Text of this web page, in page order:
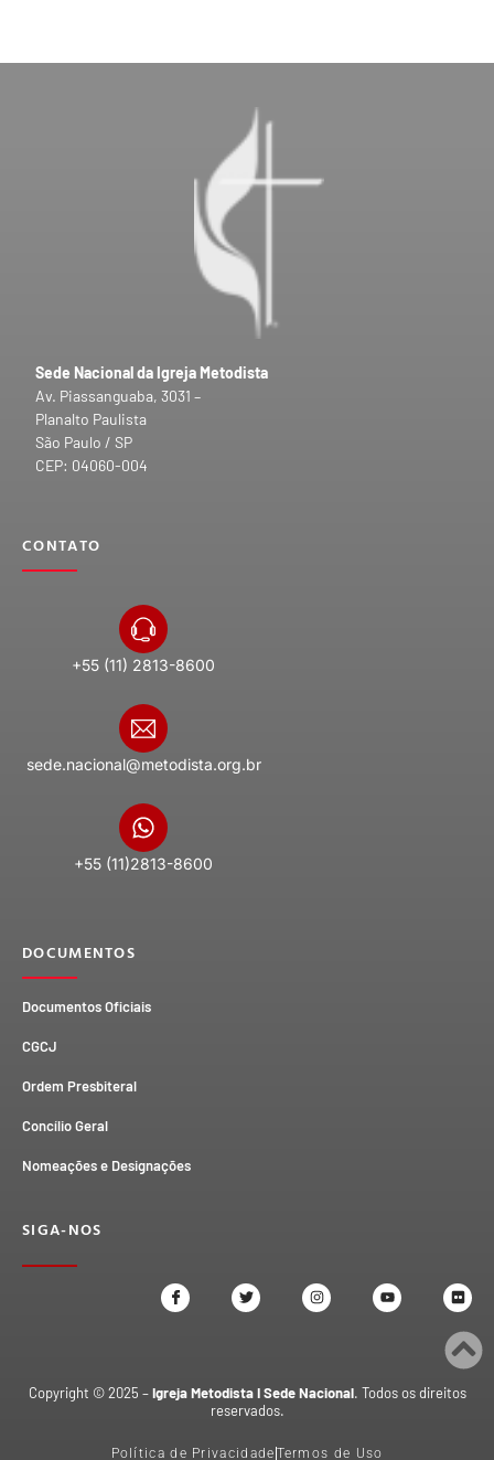
Sede Nacional da Igreja Metodista
Av. Piassanguaba, 3031 –
Planalto Paulista
São Paulo / SP
CEP: 04060-004
CONTATO
+55 (11) 2813-8600
sede.nacional@metodista.org.br
+55 (11)2813-8600
DOCUMENTOS
Documentos Oficiais
CGCJ
Ordem Presbiteral
Concílio Geral
Nomeações e Designações
SIGA-NOS
Copyright © 2025 –Igreja Metodista I Sede Nacional. Todos os direitos
reservados.
Política de Privacidade Termos de Uso